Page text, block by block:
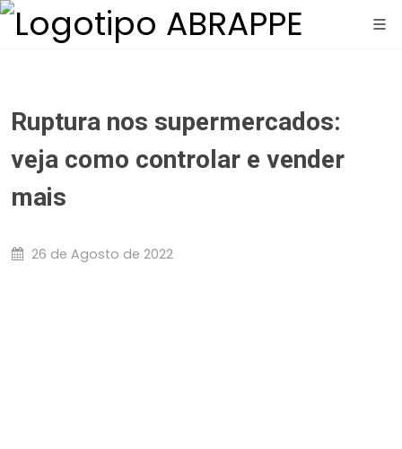
Ruptura nos supermercados:
veja como controlar e vender
mais
26 de Agosto de 2022